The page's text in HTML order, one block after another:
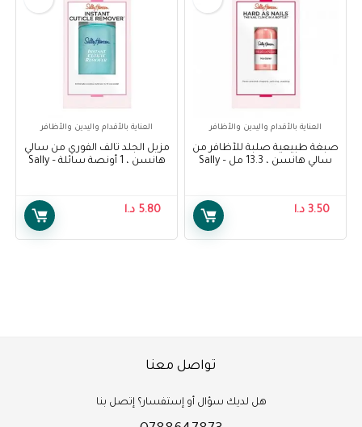
العناية بالأقدام واليدين والأظافر
صبغة طبيعية صلبة للأظافر من
سالي هانسن ، 13.3 مل – Sally
3.50 د.ا
العناية بالأقدام واليدين والأظافر
مزيل الجلد تالف الفوري من سالي
هانسن ، 1 أونصة سائلة – Sally
5.80 د.ا
تواصل معنا
هل لديك سؤال أو إستفسار؟ إتصل بنا